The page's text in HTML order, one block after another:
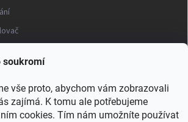
soukromí
vše proto, abychom vám zobrazovali
zajímá. K tomu ale potřebujeme
cookies. Tím nám umožníte používat